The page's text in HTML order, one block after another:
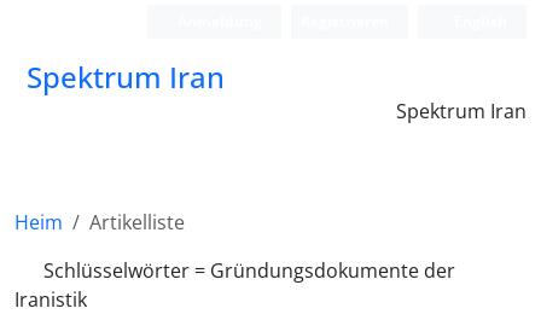
Spektrum Iran
Spektrum Iran
Heim
Artikelliste
Schlüsselwörter = Gründungsdokumente der
Iranistik